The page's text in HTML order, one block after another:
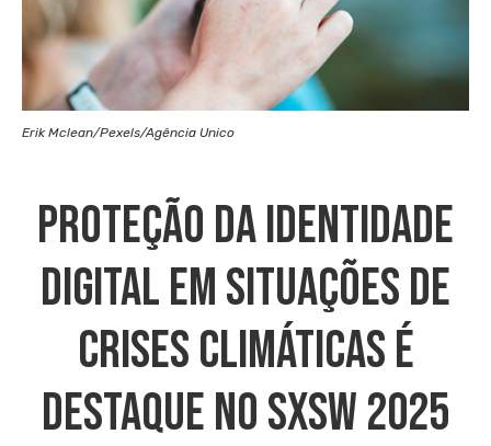
Erik Mclean/Pexels/Agência Unico
Proteção Da Identidade
Digital Em Situações De
Crises Climáticas É
Destaque No SXSW 2025